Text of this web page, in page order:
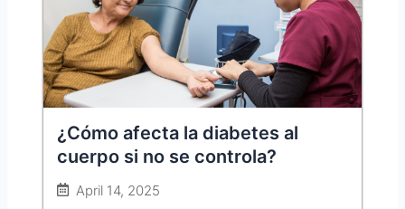
¿Cómo afecta la diabetes al
cuerpo si no se controla?
April 14, 2025